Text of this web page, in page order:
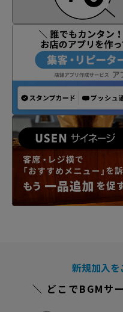
新規加入
＼ どこでBGMサ